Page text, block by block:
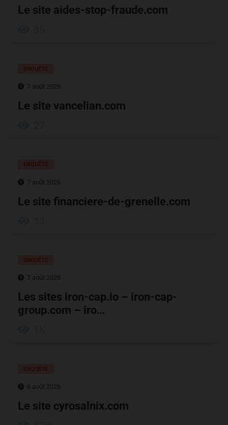
Le site aides-stop-fraude.com
7 août 2026
Le site vancelian.com
7 août 2026
Le site financiere-de-grenelle.com
7 août 2026
Les sites iron-cap.io – iron-cap-
group.com – iro…
6 août 2026
Le site cyrosalnix.com